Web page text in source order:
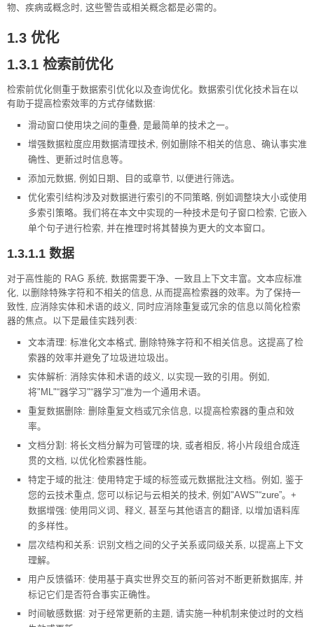
物、疾病或概念时, 这些警告或相关概念都是必需的。
1.3 优化
1.3.1 检索前优化
检索前优化侧重于数据索引优化以及查询优化。数据索引优化技术旨在以
有助于提高检索效率的方式存储数据:
滑动窗口使用块之间的重叠, 是最简单的技术之一。
增强数据粒度应用数据清理技术, 例如删除不相关的信息、确认事实准
确性、更新过时信息等。
添加元数据, 例如日期、目的或章节, 以便进行筛选。
优化索引结构涉及对数据进行索引的不同策略, 例如调整块大小或使用
多索引策略。我们将在本文中实现的一种技术是句子窗口检索, 它嵌入
单个句子进行检索, 并在推理时将其替换为更大的文本窗口。
1.3.1.1 数据
对于高性能的 RAG 系统, 数据需要干净、一致且上下文丰富。文本应标准
化, 以删除特殊字符和不相关的信息, 从而提高检索器的效率。为了保持一
致性, 应消除实体和术语的歧义, 同时应消除重复或冗余的信息以简化检索
器的焦点。以下是最佳实践列表:
文本清理: 标准化文本格式, 删除特殊字符和不相关信息。这提高了检
索器的效率并避免了垃圾进垃圾出。
实体解析: 消除实体和术语的歧义, 以实现一致的引用。例如,
将"ML"“器学习"“器学习"准为一个通用术语。
重复数据删除: 删除重复文档或冗余信息, 以提高检索器的重点和效
率。
文档分割: 将长文档分解为可管理的块, 或者相反, 将小片段组合成连
贯的文档, 以优化检索器性能。
特定于域的批注: 使用特定于域的标签或元数据批注文档。例如, 鉴于
您的云技术重点, 您可以标记与云相关的技术, 例如"AWS"“zure”。+
数据增强: 使用同义词、释义, 甚至与其他语言的翻译, 以增加语料库
的多样性。
层次结构和关系: 识别文档之间的父子关系或同级关系, 以提高上下文
理解。
用户反馈循环: 使用基于真实世界交互的新问答对不断更新数据库, 并
标记它们是否符合事实正确性。
时间敏感数据: 对于经常更新的主题, 请实施一种机制来使过时的文档